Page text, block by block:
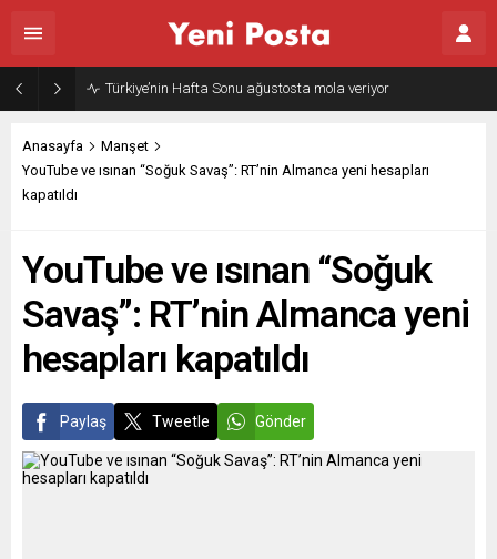
Türkiye’nin Hafta Sonu ağustosta mola veriyor
Anasayfa
Manşet
YouTube ve ısınan “Soğuk Savaş”: RT’nin Almanca yeni hesapları
kapatıldı
YouTube ve ısınan “Soğuk
Savaş”: RT’nin Almanca yeni
hesapları kapatıldı
Paylaş Tweetle Gönder